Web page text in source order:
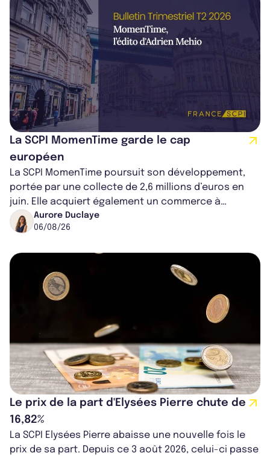
La SCPI MomenTime garde le cap
européen
La SCPI MomenTime poursuit son développement,
portée par une collecte de 2,6 millions d’euros en
juin. Elle acquiert également un commerce à
Worcester, place une plateforme logisti...
Aurore Duclaye
06/08/26
Le prix de la part d'Elysées Pierre chute de
16,82%
La SCPI Elysées Pierre abaisse une nouvelle fois le
prix de sa part. Depuis ce 3 août 2026, celui-ci passe